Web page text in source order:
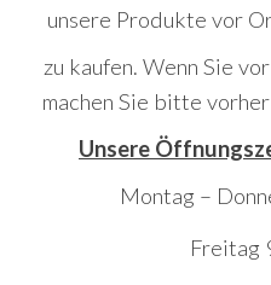
unsere Produkte vor
zu kaufen. Wenn Sie
machen Sie bitte
Unsere
Montag –
Freitag